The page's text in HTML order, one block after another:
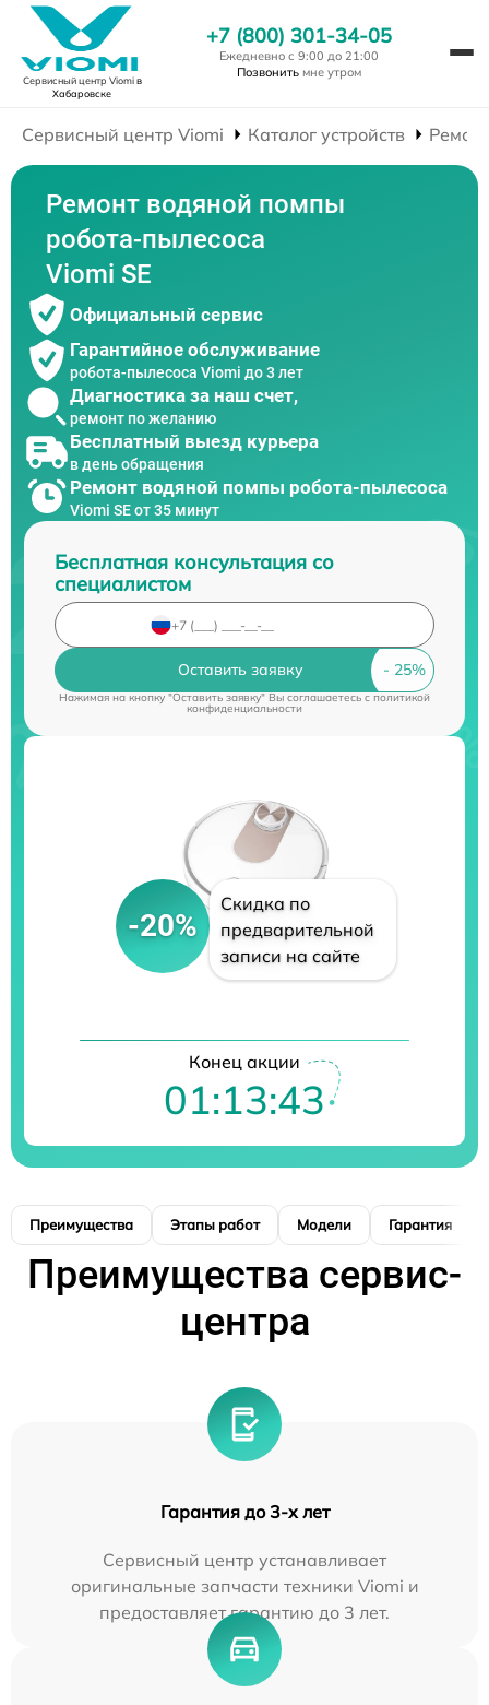
Сервисный центр Viomiв
Хабаровске
+7 (800) 301-34-05
Ежедневно с 9:00 до 21:00
Позвонить мне утром
Сервисный центр Viomi Каталог устройств
Ремонт водяной помпы
робота-пылесоса
Viomi SE
Официальный сервис
Гарантийное обслуживание
робота-пылесоса Viomi до 3 лет
Диагностика за наш счет,
ремонт по желанию
Бесплатный выезд курьера
в день обращения
Ремонт водяной помпы робота-пылесоса
Viomi SE от 35 минут
Бесплатная консультация со
специалистом
Оставить заявку
Нажимая на кнопку "Оставить заявку" Вы соглашаетесь cполитикой
конфиденциальности
-20%
Скидка по
предварительной
записи на сайте
Конец акции
01:13:43
Преимущества Этапы работ Модели Гарантия
Преимущества сервис-
центра
Гарантия до 3-х лет
Сервисный центр устанавливает
оригинальные запчасти техники Viomi и
предоставляет гарантию до 3 лет.